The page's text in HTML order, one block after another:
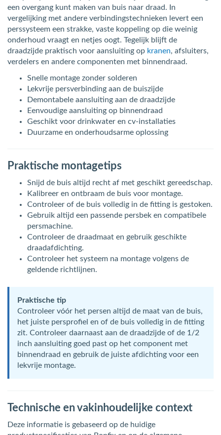
een overgang kunt maken van buis naar draad. In
vergelijking met andere verbindingstechnieken levert een
perssysteem een strakke, vaste koppeling op die weinig
onderhoud vraagt en netjes oogt. Tegelijk blijft de
draadzijde praktisch voor aansluiting op kranen, afsluiters,
verdelers en andere componenten met binnendraad.
Snelle montage zonder solderen
Lekvrije persverbinding aan de buiszijde
Demontabele aansluiting aan de draadzijde
Eenvoudige aansluiting op binnendraad
Geschikt voor drinkwater en cv-installaties
Duurzame en onderhoudsarme oplossing
Praktische montagetips
Snijd de buis altijd recht af met geschikt gereedschap.
Kalibreer en ontbraam de buis voor montage.
Controleer of de buis volledig in de fitting is gestoken.
Gebruik altijd een passende persbek en compatibele
persmachine.
Controleer de draadmaat en gebruik geschikte
draadafdichting.
Controleer het systeem na montage volgens de
geldende richtlijnen.
Praktische tip
Controleer vóór het persen altijd de maat van de buis,
het juiste persprofiel en of de buis volledig in de fitting
zit. Controleer daarnaast aan de draadzijde of de 1/2
inch aansluiting goed past op het component met
binnendraad en gebruik de juiste afdichting voor een
lekvrije montage.
Technische en vakinhoudelijke context
Deze informatie is gebaseerd op de huidige